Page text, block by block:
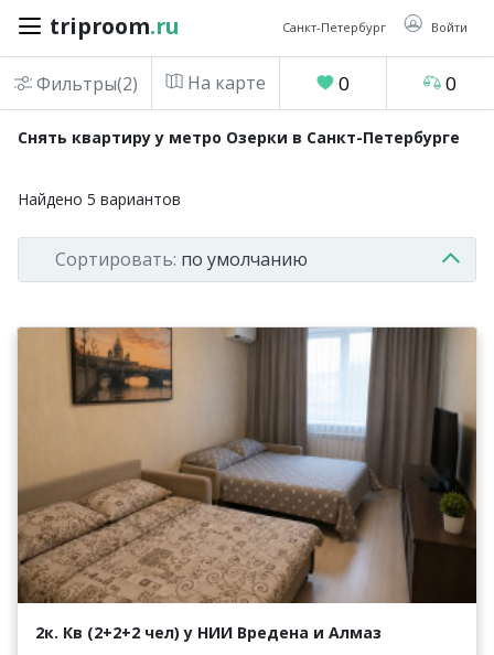
triproom.ru Санкт-Петербург Войти
triproom .ru
рубль
Войти / Зарегистрироваться
Добавить
Избранное
Сравнение
Фильтры(2) На карте 0 0
Снять квартиру у метро Озерки в Санкт-Петербурге
Найдено 5 вариантов
Сортировать: по умолчанию
2к. Кв (2+2+2 чел) у НИИ Вредена и Алмаз